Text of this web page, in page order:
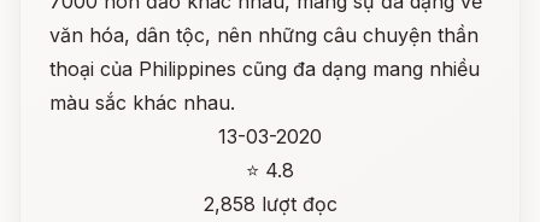
văn hóa, dân tộc, nên những câu chuyện thần
thoại của Philippines cũng đa dạng mang nhiều
màu sắc khác nhau.
13-03-2020
⭐ 4.8
2,858 lượt đọc